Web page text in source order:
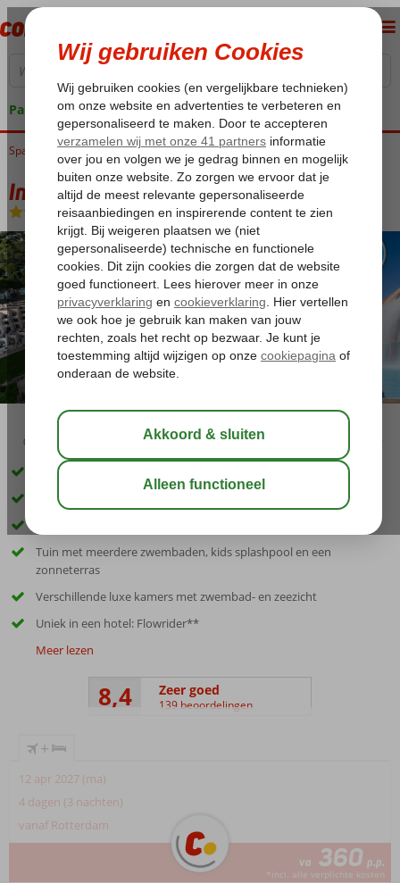
Pakketgarantie
Home
Spanje Balearen Ibiza Figueral Invisa Figueral Resort
Invisa Figueral Resort
Logies en ontbijt -Hotel
02:45
Met het hele gezin ultiem genieten op Ibiza
Adembenemend uitzicht over zee
Tuin met meerdere zwembaden, kids splashpool en een
zonneterras
Verschillende luxe kamers met zwembad- en zeezicht
Uniek in een hotel: Flowrider**
Meer lezen
8,4 Zeer goed
139 beoordelingen
+
12 apr 2027 (ma)
4 dagen (3 nachten)
vanaf Rotterdam
va 360 p.p.
*incl. alle verplichte kosten